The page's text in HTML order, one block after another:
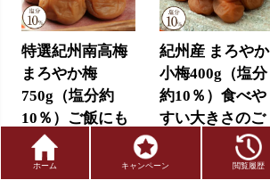
特選紀州南高梅
まろやか梅
750g（塩分約
10％）ご飯にも
ぴったりのはち
みつ梅干し
紀州産 まろやか
小梅400g（塩分
約10％）食べや
すい大きさのご
飯に合うはちみ
つ梅干し
ホーム キャンペーン 閲覧履歴